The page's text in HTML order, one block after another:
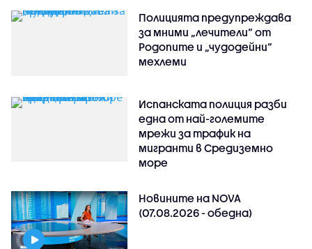
Полицията предупреждава
за мними „лечители“ от
Родопите и „чудодейни“
мехлеми
Испанската полиция разби
една от най-големите
мрежи за трафик на
мигранти в Средиземно
море
Новините на NOVA
(07.08.2026 - обедна)